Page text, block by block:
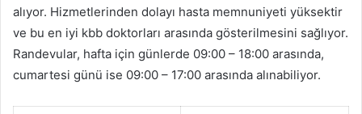
alıyor. Hizmetlerinden dolayı hasta memnuniyeti yüksektir
ve bu en iyi kbb doktorları arasında gösterilmesini sağlıyor.
Randevular, hafta için günlerde 09:00 – 18:00 arasında,
cumartesi günü ise 09:00 – 17:00 arasında alınabiliyor.